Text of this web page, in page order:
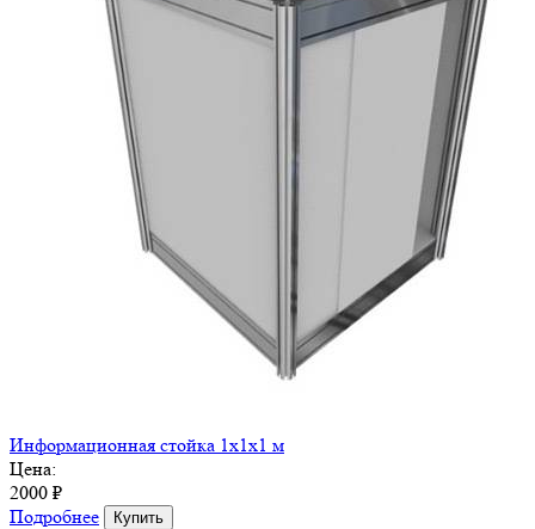
Информационная стойка 1x1x1 м
Цена:
2000 ₽
Подробнее
Купить